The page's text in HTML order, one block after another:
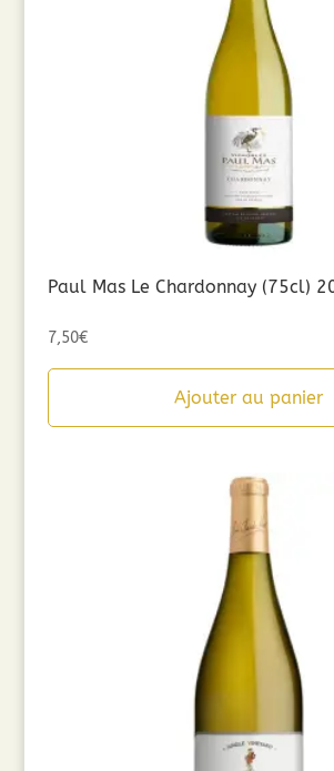
Paul Mas Le Chardonnay (75cl)
7,50€
Ajouter au panier